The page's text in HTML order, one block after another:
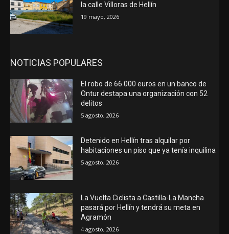
la calle Villoras de Hellín
19 mayo, 2026
NOTICIAS POPULARES
El robo de 66.000 euros en un banco de
Ontur destapa una organización con 52
delitos
5 agosto, 2026
Detenido en Hellín tras alquilar por
habitaciones un piso que ya tenía inquilina
5 agosto, 2026
La Vuelta Ciclista a Castilla-La Mancha
pasará por Hellín y tendrá su meta en
Agramón
4 agosto, 2026